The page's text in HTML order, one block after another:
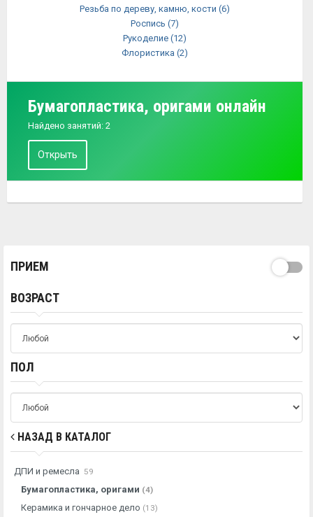
Резьба по дереву, камню, кости (6)
Роспись (7)
Рукоделие (12)
Флористика (2)
Бумагопластика, оригами онлайн
Найдено занятий: 2
Открыть
ПРИЕМ
ВОЗРАСТ
ПОЛ
НАЗАД В КАТАЛОГ
ДПИ и ремесла 59
Бумагопластика, оригами (4)
Керамика и гончарное дело (13)